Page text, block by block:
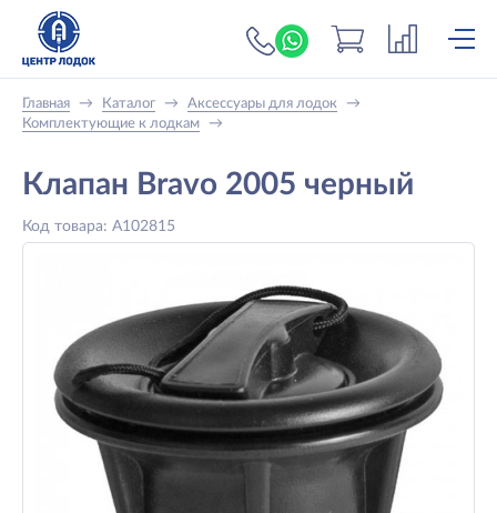
+7 (919) 698-56-
Главная → Каталог → Аксессуары для лодок
→
Комплектующие к лодкам
→
Клапан Bravo 2005 черный
Код товара: A102815